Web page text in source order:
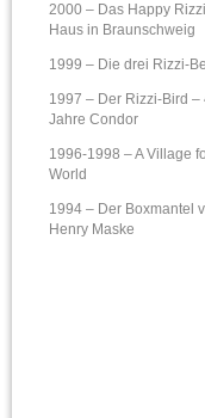
2000 – Das Happy Rizzi
Haus in Braunschweig
1999 – Die drei Rizzi-
1997 – Der Rizzi-Bird –
Jahre Condor
1996-1998 – A Village
World
1994 – Der Boxmantel
Henry Maske